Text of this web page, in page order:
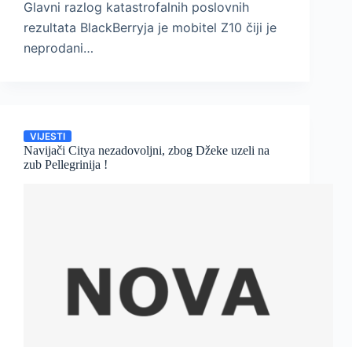
Glavni razlog katastrofalnih poslovnih
rezultata BlackBerryja je mobitel Z10 čiji je
neprodani…
VIJESTI
Navijači Citya nezadovoljni, zbog Džeke uzeli na
zub Pellegrinija !